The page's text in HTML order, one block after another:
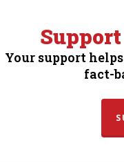
Your support
fact-